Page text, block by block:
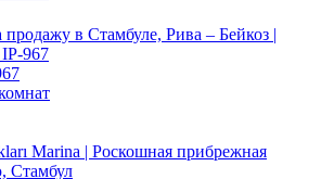
в Стамбуле, Рива – Бейкоз |
967